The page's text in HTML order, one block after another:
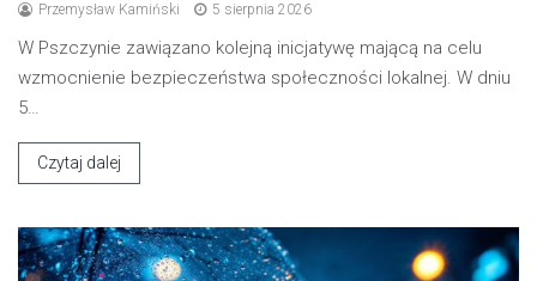
Przemysław Kamiński 5 sierpnia 2026
W Pszczynie zawiązano kolejną inicjatywę mającą na celu
wzmocnienie bezpieczeństwa społeczności lokalnej. W dniu
5…
Czytaj dalej